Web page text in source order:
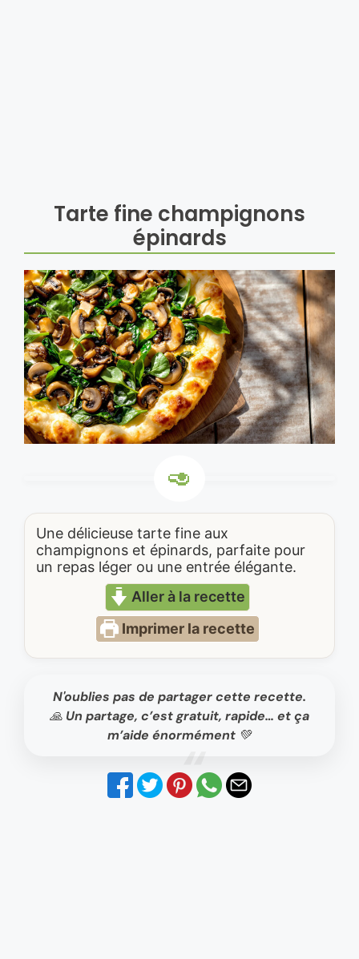
Tarte fine champignons
épinards
Une délicieuse tarte fine aux
champignons et épinards, parfaite pour
un repas léger ou une entrée élégante.
Aller à la recette
Imprimer la recette
N'oublies pas de partager cette recette.
🙏 Un partage, c’est gratuit, rapide… et ça
m’aide énormément 💚